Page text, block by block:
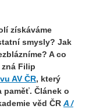
získáváme
smysly? Jak
A co
Filip
AV ČR, který
paměť. Článek o
věd ČR A /